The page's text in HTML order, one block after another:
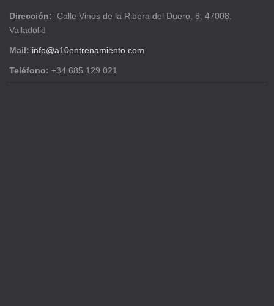
Dirección: Calle Vinos de la Ribera del Duero, 8, 47008.
Valladolid
Mail: info@a10entrenamiento.com
Teléfono: +34 685 129 021